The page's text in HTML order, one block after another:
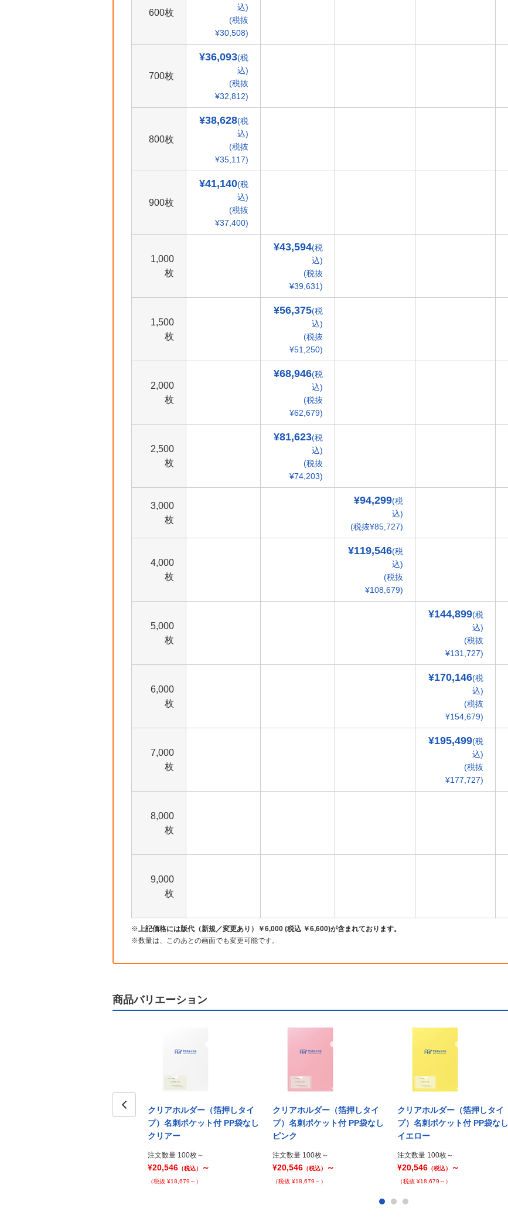
600枚
込)
(税抜
¥30,508)
700枚
¥36,093(税
込)
(税抜
¥32,812)
800枚
¥38,628(税
込)
(税抜
¥35,117)
900枚
¥41,140(税
込)
(税抜
¥37,400)
1,000
枚
¥43,594(税
込)
(税抜
¥39,631)
1,500
枚
¥56,375(税
込)
(税抜
¥51,250)
2,000
枚
¥68,946(税
込)
(税抜
¥62,679)
2,500
枚
¥81,623(税
込)
(税抜
¥74,203)
3,000
枚
¥94,299(税
込)
(税抜¥85,727)
4,000
枚
¥119,546(税
込)
(税抜
¥108,679)
5,000
枚
¥144,899(税
込)
(税抜
¥131,727)
6,000
枚
¥170,146(税
込)
(税抜
¥154,679)
7,000
枚
¥195,499(税
込)
(税抜
¥177,727)
8,000
枚
9,000
枚
上記価格には版代（新規／変更あり）￥6,000 (税込 ￥6,600)が含まれております。
数量は、このあとの画面でも変更可能です。
商品バリエーション
クリアホルダー（箔押しタイ
クリアホルダー（箔押しタイ
プ）名刺ポケット付 PP袋なし
クリアー
注文数量 100枚～
¥20,546 （税込） ～
（税抜 ¥18,679～）
クリアホルダー（箔押しタイ
プ）名刺ポケット付 PP袋なし
ピンク
注文数量 100枚～
¥20,546 （税込） ～
（税抜 ¥18,679～）
クリアホルダー（箔押しタイ
プ）名刺ポケット付 PP袋なし
イエロー
注文数量 100枚～
¥20,546 （税込） ～
（税抜 ¥18,679～）